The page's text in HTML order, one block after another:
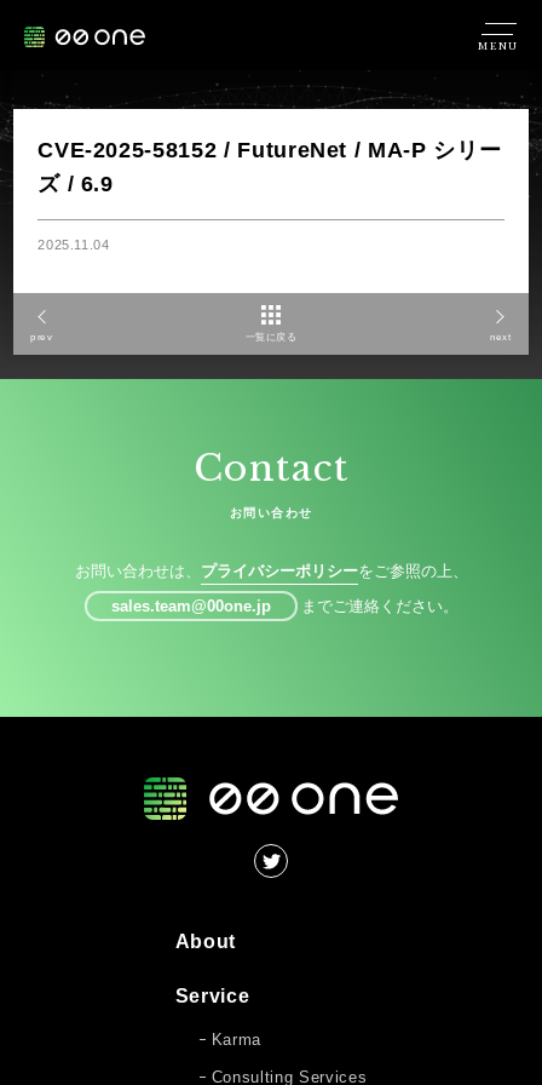
MENU
CVE-2025-58152 / FutureNet / MA-P シリー
ズ / 6.9
2025.11.04
prev 一覧に戻る next
Contact
お問い合わせ
お問い合わせは、 プライバシーポリシーをご参照の上、
sales.team@00one.jp
までご連絡ください。
About
Service
Karma
Consulting Services